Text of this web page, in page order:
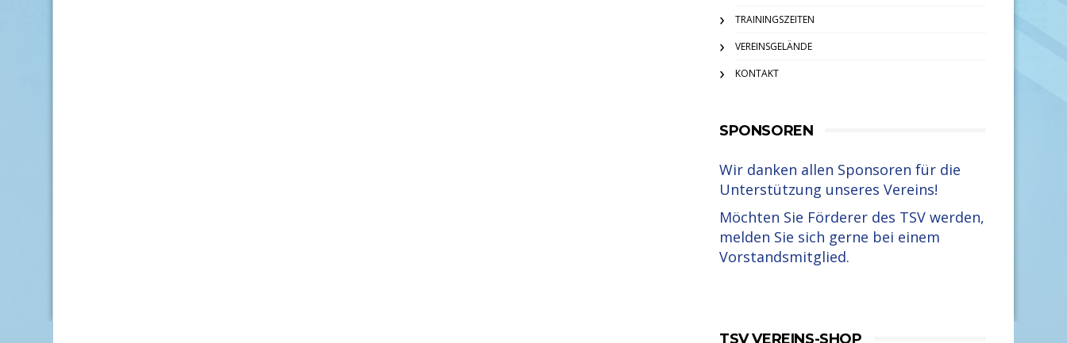
TRAININGSZEITEN
VEREINSGELÄNDE
KONTAKT
SPONSOREN
Wir danken allen Sponsoren für die
Unterstützung unseres Vereins!
Möchten Sie Förderer des TSV werden,
melden Sie sich gerne bei einem
Vorstandsmitglied.
TSV VEREINS-SHOP